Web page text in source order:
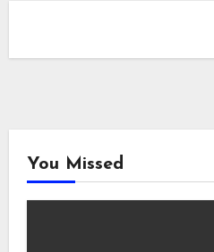
You Missed